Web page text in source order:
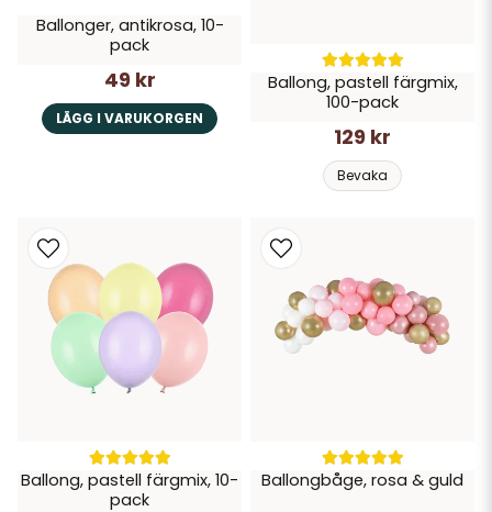
Ballonger, antikrosa, 10-
pack
49 kr
LÄGG I VARUKORGEN
Ballong, pastell färgmix,
100-pack
129 kr
Bevaka
Ballong, pastell färgmix, 10-
pack
Ballongbåge, rosa & guld